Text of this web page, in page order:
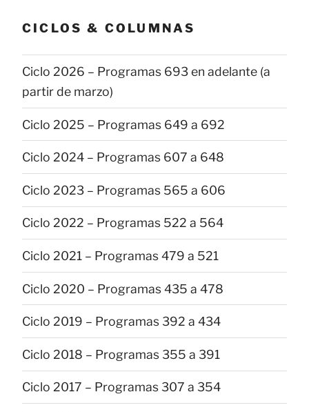
CICLOS & COLUMNAS
Ciclo 2026 – Programas 693 en adelante (a
partir de marzo)
Ciclo 2025 – Programas 649 a 692
Ciclo 2024 – Programas 607 a 648
Ciclo 2023 – Programas 565 a 606
Ciclo 2022 – Programas 522 a 564
Ciclo 2021 – Programas 479 a 521
Ciclo 2020 – Programas 435 a 478
Ciclo 2019 – Programas 392 a 434
Ciclo 2018 – Programas 355 a 391
Ciclo 2017 – Programas 307 a 354